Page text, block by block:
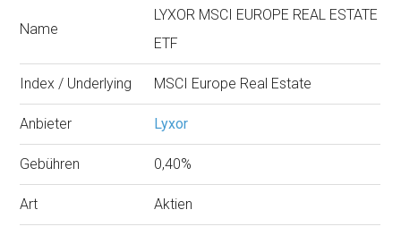
Name
LYXOR MSCI EUROPE REAL ESTATE
ETF
Index / Underlying MSCI Europe Real Estate
Anbieter Lyxor
Gebühren 0,40%
Art Aktien